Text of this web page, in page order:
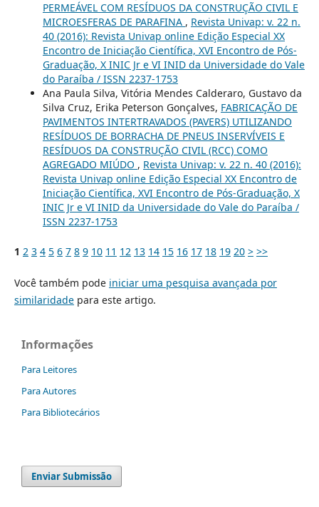
PERMEÁVEL COM RESÍDUOS DA CONSTRUÇÃO CIVIL E
MICROESFERAS DE PARAFINA , Revista Univap: v. 22 n.
40 (2016): Revista Univap online Edição Especial XX
Encontro de Iniciação Científica, XVI Encontro de Pós-
Graduação, X INIC Jr e VI INID da Universidade do Vale
do Paraíba / ISSN 2237-1753
Ana Paula Silva, Vitória Mendes Calderaro, Gustavo da
Silva Cruz, Erika Peterson Gonçalves, FABRICAÇÃO DE
PAVIMENTOS INTERTRAVADOS (PAVERS) UTILIZANDO
RESÍDUOS DE BORRACHA DE PNEUS INSERVÍVEIS E
RESÍDUOS DA CONSTRUÇÃO CIVIL (RCC) COMO
AGREGADO MIÚDO , Revista Univap: v. 22 n. 40 (2016):
Revista Univap online Edição Especial XX Encontro de
Iniciação Científica, XVI Encontro de Pós-Graduação, X
INIC Jr e VI INID da Universidade do Vale do Paraíba /
ISSN 2237-1753
1 2 3 4 5 6 7 8 9 10 11 12 13 14 15 16 17 18 19 20 > >>
Você também pode iniciar uma pesquisa avançada por
similaridadepara este artigo.
Informações
Para Leitores
Para Autores
Para Bibliotecários
Enviar Submissão